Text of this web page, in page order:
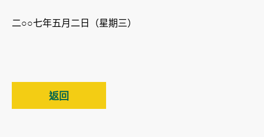
二○○七年五月二日（星期三）
返回